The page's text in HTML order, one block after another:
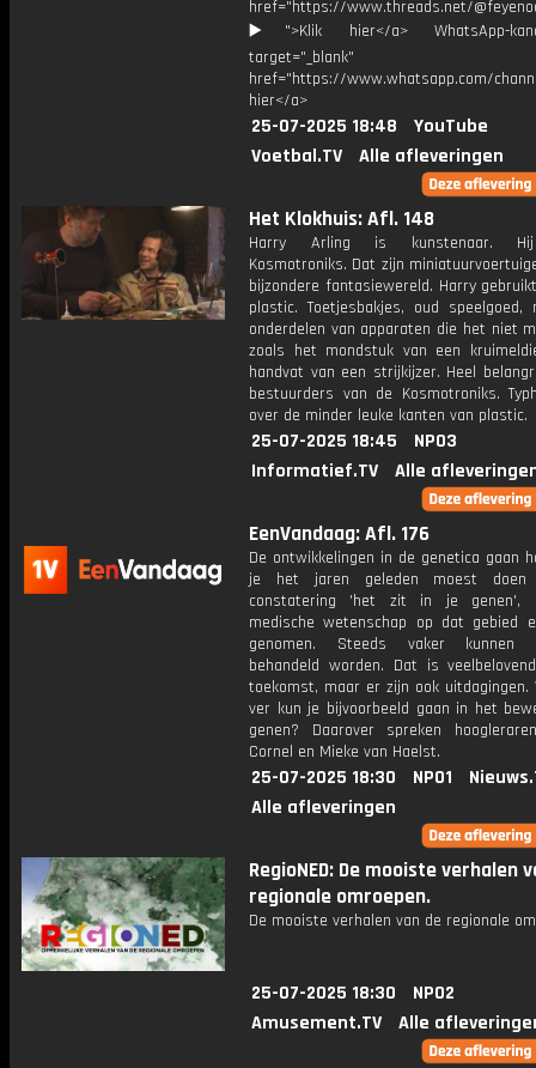
href="https://www.threads.net/
▶️">Klik hier</a> WhatsApp-
target="_blank"
href="https://www.whatsapp.com/
hier</a>
25-07-2025 18:48
YouTube
Voetbal.TV
Alle afleveringen
Het Klokhuis: Afl. 148
Harry Arling is kunstenaar.
Kosmotroniks. Dat zijn
bijzondere fantasiewereld. Harry
plastic. Toetjesbakjes, oud speelgoed,
onderdelen van apparaten die het niet
zoals het mondstuk van een
handvat van een strijkijzer. Heel
bestuurders van de Kosmotroniks.
over de minder leuke kanten van plastic.
25-07-2025 18:45
NPO3
Informatief.TV
Alle
EenVandaag: Afl. 176
De ontwikkelingen in de genetica gaan
je het jaren geleden moest
constatering 'het zit in je genen',
medische wetenschap op dat gebied
genomen. Steeds vaker kunnen
behandeld worden. Dat is
toekomst, maar er zijn ook uitdagingen.
ver kun je bijvoorbeeld gaan in het
genen? Daarover spreken
Cornel en Mieke van Haelst.
25-07-2025 18:30 NPO1
Alle afleveringen
RegioNED: De mooiste verhalen
regionale omroepen.
De mooiste verhalen van de regionale
25-07-2025 18:30
NPO2
Amusement.TV
Alle